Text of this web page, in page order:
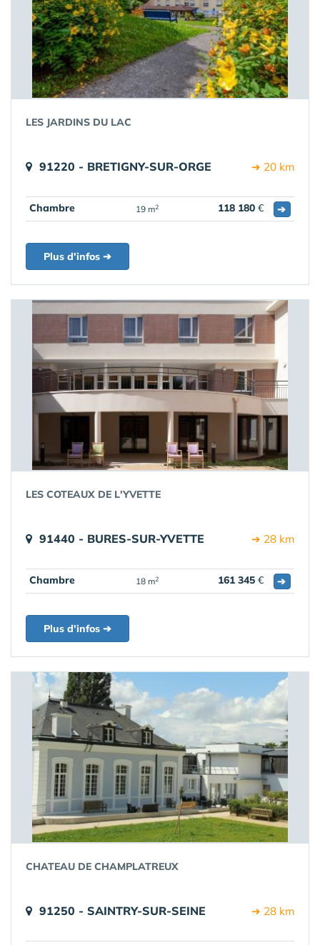
LES JARDINS DU LAC
91220 - BRETIGNY-SUR-ORGE ➔ 20 km
Chambre 19 m2 118 180 € ➔
Plus d'infos ➔
LES COTEAUX DE L'YVETTE
91440 - BURES-SUR-YVETTE ➔ 28 km
Chambre 18 m2 161 345 € ➔
Plus d'infos ➔
CHATEAU DE CHAMPLATREUX
91250 - SAINTRY-SUR-SEINE ➔ 28 km